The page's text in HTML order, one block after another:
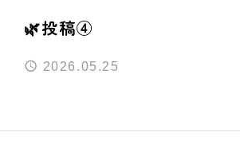
🌿投稿④
2026.05.25